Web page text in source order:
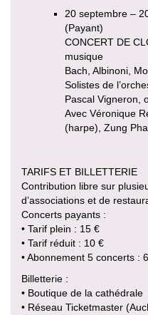
20 septembre –
(Payant)
CONCERT DE
musique
Bach, Albinoni,
Solistes de
Pascal Vigneron,
Avec Véronique
(harpe), Zung
TARIFS ET BILLETTERIE
Contribution libre sur
d’associations et de
Concerts payants :
• Tarif plein : 15 €
• Tarif réduit : 10 €
• Abonnement 5 concerts :
Billetterie :
• Boutique de la cathédrale
• Réseau Ticketmaster